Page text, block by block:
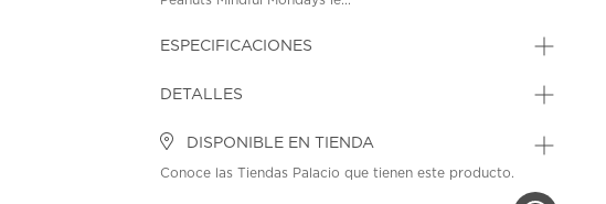
ESPECIFICACIONES
DETALLES
DISPONIBLE EN TIENDA
Conoce las Tiendas Palacio que tienen este producto.